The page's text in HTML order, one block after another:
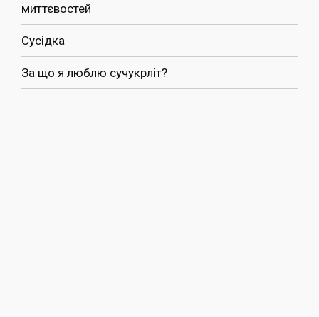
миттєвостей
Сусідка
За що я люблю сучукрліт?